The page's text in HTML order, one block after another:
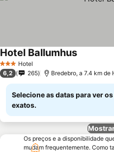
3 EstrelasHotel
Hotel Ballumhus
6,2 265 Bredebro, a 7.4 km de
Selecione as datas para ver
exatos.
Os preços e a disponibilidade
mudam frequentemente. Como